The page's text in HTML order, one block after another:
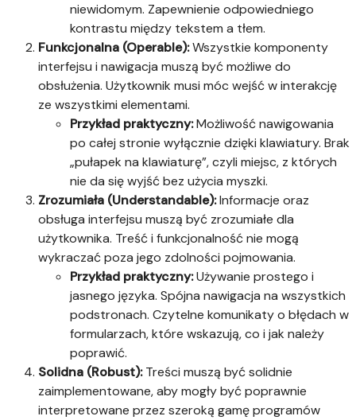
niewidomym. Zapewnienie odpowiedniego
kontrastu między tekstem a tłem.
Funkcjonalna (Operable):Wszystkie komponenty
interfejsu i nawigacja muszą być możliwe do
obsłużenia. Użytkownik musi móc wejść w interakcję
ze wszystkimi elementami.
Przykład praktyczny:Możliwość nawigowania
po całej stronie wyłącznie dzięki klawiatury. Brak
„pułapek na klawiaturę”, czyli miejsc, z których
nie da się wyjść bez użycia myszki.
Zrozumiała (Understandable):Informacje oraz
obsługa interfejsu muszą być zrozumiałe dla
użytkownika. Treść i funkcjonalność nie mogą
wykraczać poza jego zdolności pojmowania.
Przykład praktyczny:Używanie prostego i
jasnego języka. Spójna nawigacja na wszystkich
podstronach. Czytelne komunikaty o błędach w
formularzach, które wskazują, co i jak należy
poprawić.
Solidna (Robust):Treści muszą być solidnie
zaimplementowane, aby mogły być poprawnie
interpretowane przez szeroką gamę programów